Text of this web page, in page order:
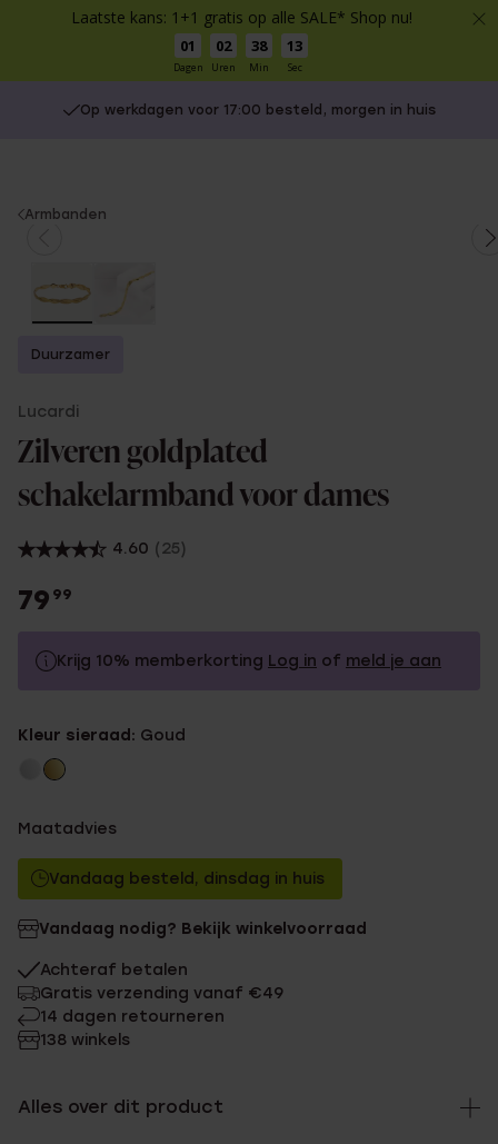
Laatste kans: 1+1 gratis op alle SALE* Shop nu!
01
Dagen
02
Uren
38
Min
13
Sec
Op werkdagen voor 17:00 besteld, morgen in huis
You
Armbanden
Duurzamer
Lucardi
Zilveren goldplated
schakelarmband voor dames
4.60 (25)
79 99
Krijg 10% memberkorting Log in of meld je aan
Zonder memberkorting
Kleur sieraad: Goud
Maatadvies
Vandaag besteld, dinsdag in huis
Vandaag nodig? Bekijk winkelvoorraad
Achteraf betalen
Gratis verzending vanaf €49
14 dagen retourneren
138 winkels
Alles over dit product